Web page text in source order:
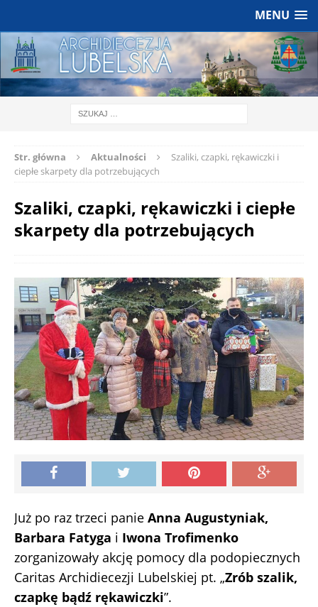
MENU
Str. główna Aktualności
Szaliki, czapki, rękawiczki i
ciepłe skarpety dla potrzebujących
Szaliki, czapki, rękawiczki i ciepłe
skarpety dla potrzebujących
Już po raz trzeci panie Anna Augustyniak,
Barbara Fatyga i Iwona Trofimenko
zorganizowały akcję pomocy dla podopiecznych
Caritas Archidiecezji Lubelskiej pt. „Zrób szalik,
czapkę bądź rękawiczki”.